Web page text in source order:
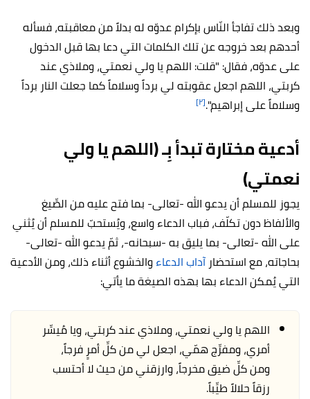
وبعد ذلك تفاجأ النّاس بإكرام عدوّه له بدلاً من معاقبته، فسأله
أحدهم بعد خروجه عن تلك الكلمات التي دعا بها قبل الدخول
على عدوّه، فقال: "قلت: اللهم يا ولي نعمتي، وملاذي عند
كربتي، اللهم اجعل عقوبته لي برداً وسلاماً كما جعلت النار برداً
وسلاماً على إبراهيم".[٢]
أدعية مختارة تبدأ بِـ (اللهم يا ولي
نعمتي)
يجوز للمسلم أن يدعو الله -تعالى- بما فتح عليه من الصِّيغ
والألفاظ دون تكلّف، فباب الدعاء واسع، ويُستحبّ للمسلم أن يُثني
على الله -تعالى- بما يليق به -سبحانه-، ثمّ يدعو الله -تعالى-
بحاجاته، مع استحضار آداب الدعاءوالخشوع أثناء ذلك، ومن الأدعية
التي يُمكن الدعاء بها بهذه الصيغة ما يأتي:
اللهم يا ولي نعمتي، وملاذي عند كربتي، ويا مُيسِّر
أمري، ومفرِّج همّي، اجعل لي من كلِّ أمرٍ فرجاً،
ومن كلِّ ضيق مخرجاً، وارزقني من حيث لا أحتسب
رزقاً حلالاً طيِّباً.